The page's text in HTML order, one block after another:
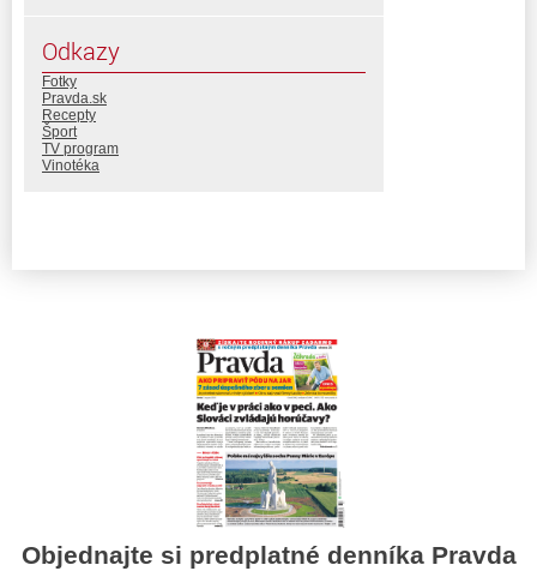
Odkazy
Fotky
Pravda.sk
Recepty
Šport
TV program
Vinotéka
Objednajte si predplatné denníka Pravda